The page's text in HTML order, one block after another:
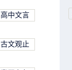
高中文言
古文观止